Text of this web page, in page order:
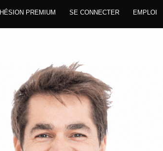
PREMIUM SE CONNECTER EMPLOI